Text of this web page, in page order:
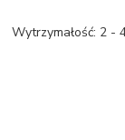
Wytrzymałość: 2 -